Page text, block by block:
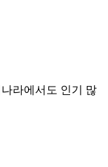
라에서도 인기 많